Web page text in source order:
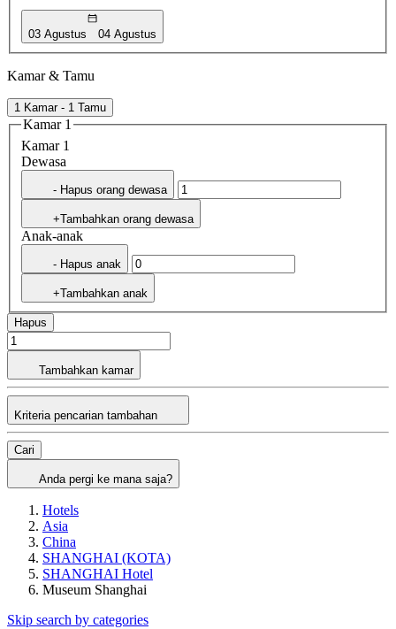
03 Agustus 04 Agustus
Kamar & Tamu
1 Kamar - 1 Tamu
Kamar 1
Kamar 1
Dewasa
- Hapus orang dewasa
+Tambahkan orang dewasa
Anak-anak
- Hapus anak
+Tambahkan anak
Hapus
Tambahkan kamar
Kriteria pencarian tambahan
Cari
Anda pergi ke mana saja?
Hotels
Asia
China
SHANGHAI (KOTA)
SHANGHAI Hotel
Museum Shanghai
Skip search by categories